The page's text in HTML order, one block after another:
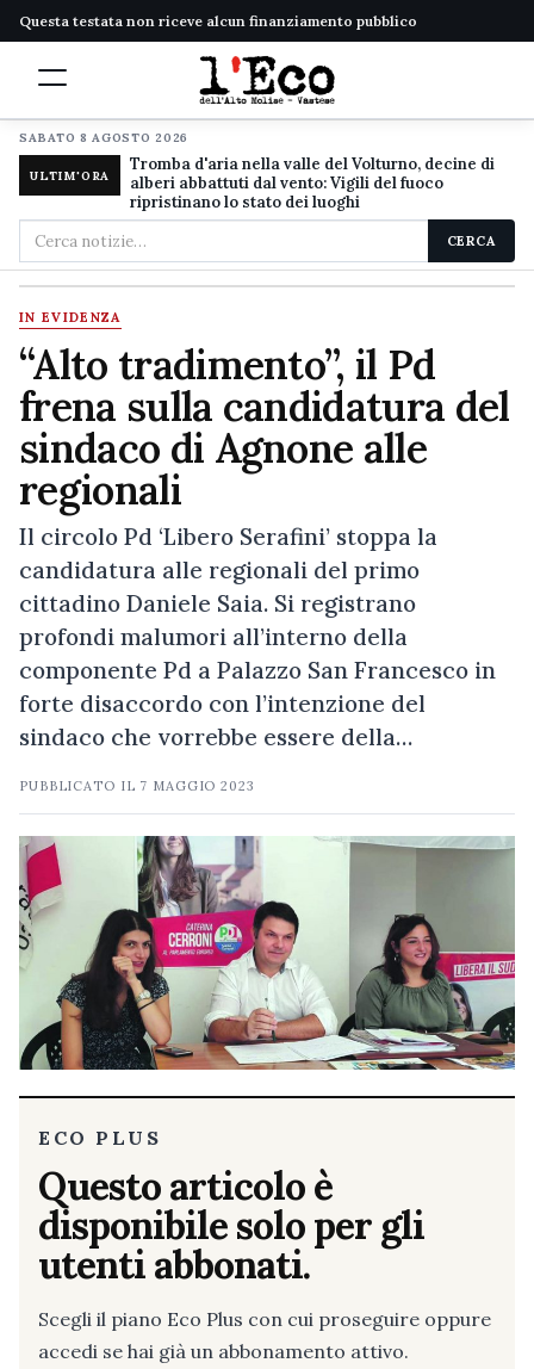
Questa testata non riceve alcun finanziamento pubblico
SABATO 8 AGOSTO 2026
ULTIM'ORA
Tromba d'aria nella valle del Volturno, decine di
alberi abbattuti dal vento: Vigili del fuoco
ripristinano lo stato dei luoghi
Cerca
nel
sito
CERCA
IN EVIDENZA
“Alto tradimento”, il Pd
frena sulla candidatura del
sindaco di Agnone alle
regionali
Il circolo Pd ‘Libero Serafini’ stoppa la
candidatura alle regionali del primo
cittadino Daniele Saia. Si registrano
profondi malumori all’interno della
componente Pd a Palazzo San Francesco in
forte disaccordo con l’intenzione del
sindaco che vorrebbe essere della…
PUBBLICATO IL 7 MAGGIO 2023
ECO PLUS
Questo articolo è
disponibile solo per gli
utenti abbonati.
Scegli il piano Eco Plus con cui proseguire oppure
accedi se hai già un abbonamento attivo.